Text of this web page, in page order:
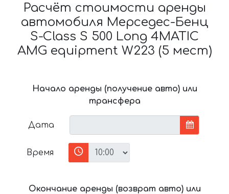
Расчёт стоимости аренды
автомобиля Мерседес-Бенц
S-Class S 500 Long 4MATIC
AMG equipment W223 (5 мест)
Начало аренды (получение авто) или
трансфера
Дата
Время
Окончание аренды (возврат авто) или